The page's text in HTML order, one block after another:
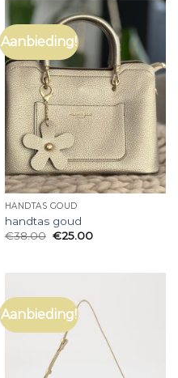
Aanbieding!
HANDTAS GOUD
handtas goud
€38.00 €25.00
Aanbieding!